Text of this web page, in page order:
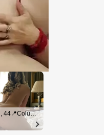
💌 Abigail, 44📍Columbus